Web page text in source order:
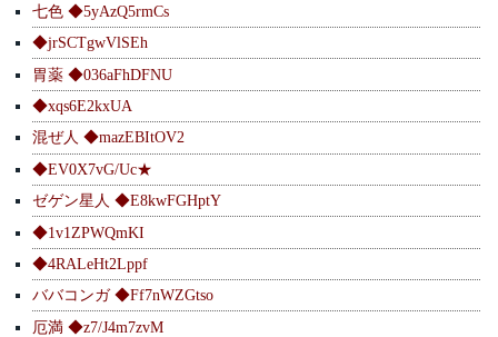
七色 ◆5yAzQ5rmCs
◆jrSCTgwVlSEh
胃薬 ◆036aFhDFNU
◆xqs6E2kxUA
混ぜ人 ◆mazEBItOV2
◆EV0X7vG/Uc★
ゼゲン星人 ◆E8kwFGHptY
◆1v1ZPWQmKI
◆4RALeHt2Lppf
ババコンガ ◆Ff7nWZGtso
厄満 ◆z7/J4m7zvM